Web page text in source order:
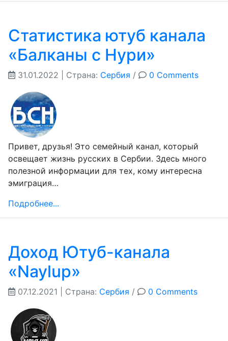
Статистика ютуб канала
«Балканы с Нури»
31.01.2022 | Страна: Сербия / 0 Comments
Привет, друзья! Это семейный канал, который
освещает жизнь русских в Сербии. Здесь много
полезной информации для тех, кому интересна
эмиграция…
Подробнее...
Доход Ютуб-канала
«Naylup»
07.12.2021 | Страна: Сербия / 0 Comments